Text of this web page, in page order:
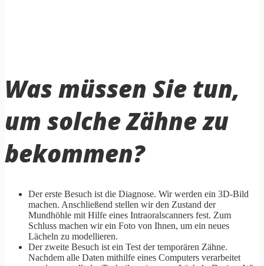
Was müssen Sie tun,
um solche Zähne zu
bekommen?
Der erste Besuch ist die Diagnose. Wir werden ein 3D-Bild
machen. Anschließend stellen wir den Zustand der
Mundhöhle mit Hilfe eines Intraoralscanners fest. Zum
Schluss machen wir ein Foto von Ihnen, um ein neues
Lächeln zu modellieren.
Der zweite Besuch ist ein Test der temporären Zähne.
Nachdem alle Daten mithilfe eines Computers verarbeitet